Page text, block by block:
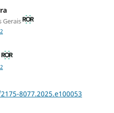
Gerais
8077.2025.e100053